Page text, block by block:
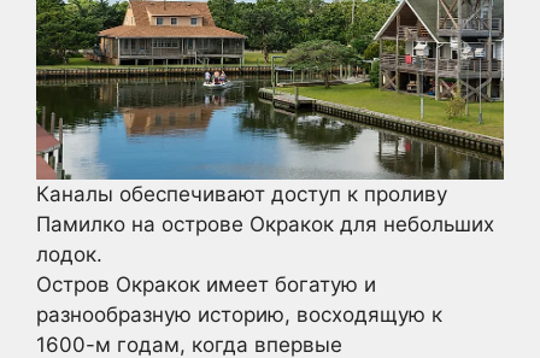
Каналы обеспечивают доступ к проливу
Памилко на острове Окракок для небольших
лодок.
Остров Окракок имеет богатую и
разнообразную историю, восходящую к
1600-м годам, когда впервые